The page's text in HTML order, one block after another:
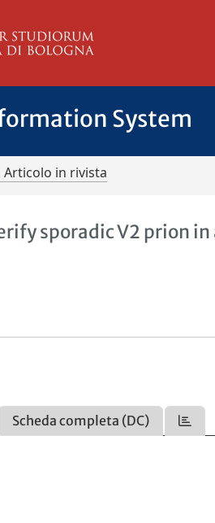
System
Articolo in rivista
sporadic V2 prion
Scheda completa (DC)